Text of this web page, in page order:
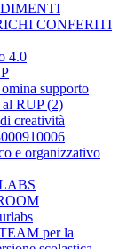
CONFERITI
4.0
supporto
RUP (2)
creatività
e organizzativo
per la